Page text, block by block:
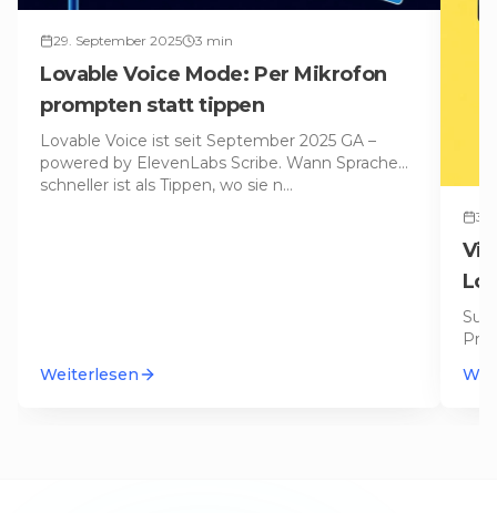
29. September 2025 3 min
Lovable Voice Mode: Per Mikrofon
prompten statt tippen
Lovable Voice ist seit September 2025 GA –
powered by ElevenLabs Scribe. Wann Sprache
schneller ist als Tippen, wo sie n…
Weiterlesen
3.